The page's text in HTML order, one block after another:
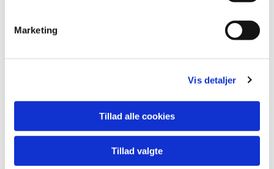
Marketing
Vis detaljer
Tillad alle cookies
Tillad valgte